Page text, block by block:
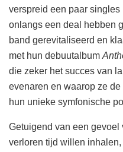
verspreid een paar
onlangs een deal hebben
band gerevitaliseerd en
met hun debuutalbum
die zeker het succes van
evenaren en waarop ze
hun unieke symfonische
Getuigend van een gevoel
verloren tijd willen